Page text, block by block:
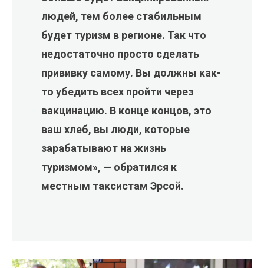
людей, тем более стабильным
будет туризм в регионе. Так что
недостаточно просто сделать
прививку самому. Вы должны как-
то убедить всех пройти через
вакцинацию. В конце концов, это
ваш хлеб, вы люди, которые
зарабатывают на жизнь
туризмом», — обратился к
местным таксистам Эрсой.